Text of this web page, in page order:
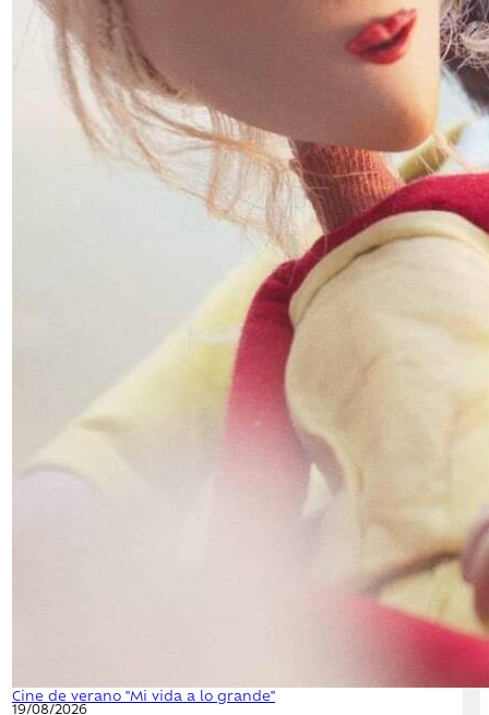
Cine de verano "Mi vida a lo grande"
19/08/2026